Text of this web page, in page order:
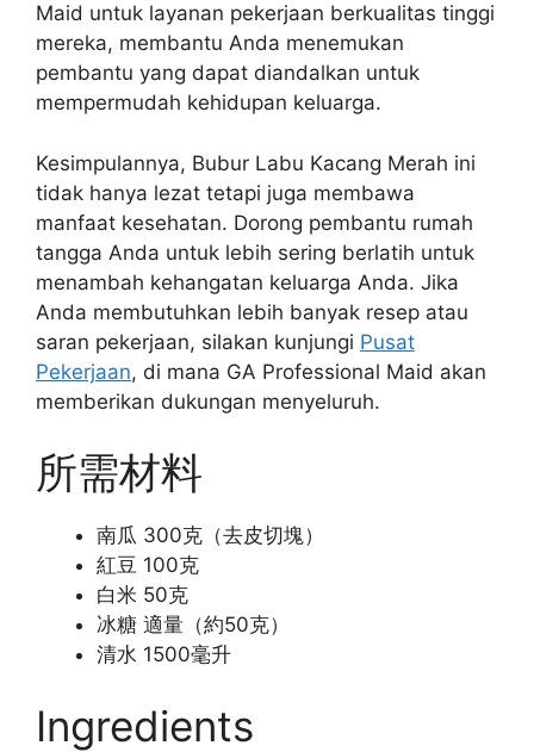
Maid untuk layanan pekerjaan berkualitas tinggi
mereka, membantu Anda menemukan
pembantu yang dapat diandalkan untuk
mempermudah kehidupan keluarga.
Kesimpulannya, Bubur Labu Kacang Merah ini
tidak hanya lezat tetapi juga membawa
manfaat kesehatan. Dorong pembantu rumah
tangga Anda untuk lebih sering berlatih untuk
menambah kehangatan keluarga Anda. Jika
Anda membutuhkan lebih banyak resep atau
saran pekerjaan, silakan kunjungi Pusat
Pekerjaan, di mana GA Professional Maid akan
memberikan dukungan menyeluruh.
所需材料
南瓜 300克（去皮切塊）
紅豆 100克
白米 50克
冰糖 適量（約50克）
清水 1500毫升
Ingredients